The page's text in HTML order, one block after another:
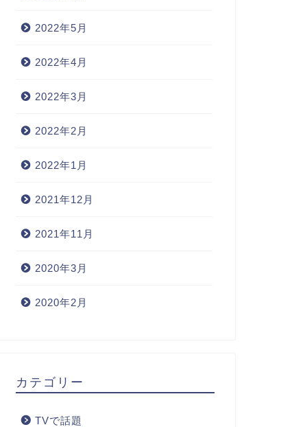
2022年5月
2022年4月
2022年3月
2022年2月
2022年1月
2021年12月
2021年11月
2020年3月
2020年2月
カテゴリー
TVで話題